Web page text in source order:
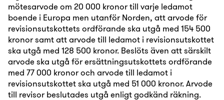
mötesarvode om 20 000 kronor till varje ledamot
boende i Europa men utanför Norden, att arvode för
revisionsutskottets ordförande ska utgå med 154 500
kronor samt att arvode till ledamot i revisionsutskottet
ska utgå med 128 500 kronor. Beslöts även att särskilt
arvode ska utgå för ersättningsutskottets ordförande
med 77 000 kronor och arvode till ledamot i
revisionsutskottet ska utgå med 51 000 kronor. Arvode
till revisor beslutades utgå enligt godkänd räkning.